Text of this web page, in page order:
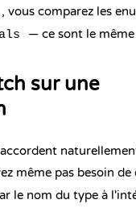
, vous comparez les
— ce sont le
sur une
même pas besoin
le nom du type à